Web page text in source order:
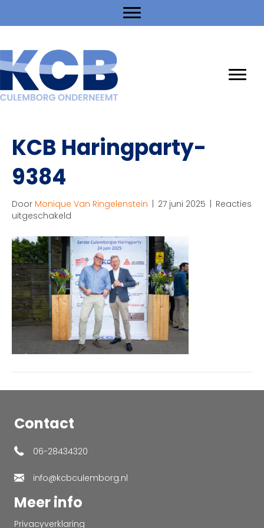
KCB Haringparty-
9384
Door Monique Van Ringelenstein | 27 juni 2025 | Reacties
uitgeschakeld
Haringparty-
9384
Contact
06-28434320
info@kcbculemborg.nl
Meer info
Privacyverklaring